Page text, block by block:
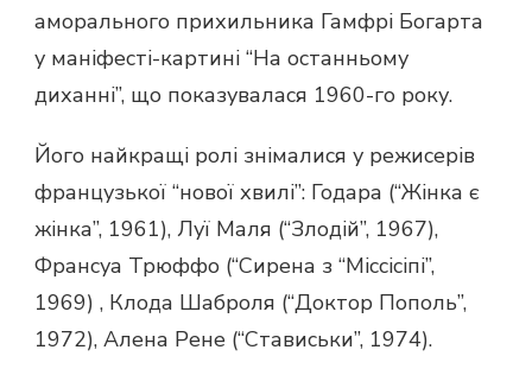
аморального прихильника Гамфрі Богарта
у маніфесті-картині “На останньому
диханні”, що показувалася 1960-го року.
Його найкращі ролі знімалися у режисерів
французької “нової хвилі”: Годара (“Жінка є
жінка”, 1961), Луї Маля (“Злодій”, 1967),
Франсуа Трюффо (“Сирена з “Міссісіпі”,
1969) , Клода Шаброля (“Доктор Пополь”,
1972), Алена Рене (“Стависьки”, 1974).